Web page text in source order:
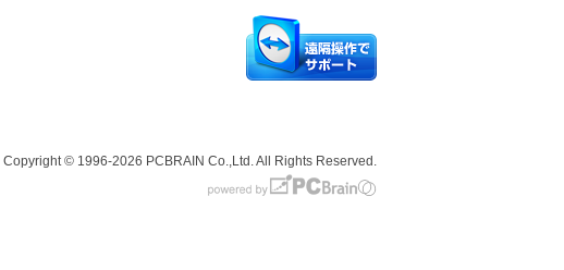
Copyright © 1996-2026 PCBRAIN Co.,Ltd. All Rights Reserved.